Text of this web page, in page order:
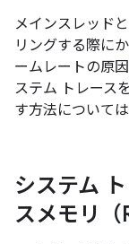
メインスレッドと
リングする際に
ームレートの原
ステム トレース
す方法については
システム
スメモリ（